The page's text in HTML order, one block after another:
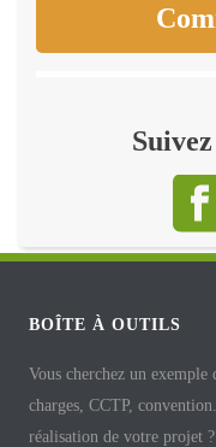
BOÎTE À OUTILS
Vous cherchez un
charges, CCTP,
réalisation de votre projet